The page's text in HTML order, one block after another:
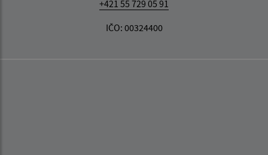
+421 55 729 05 91
IČO: 00324400